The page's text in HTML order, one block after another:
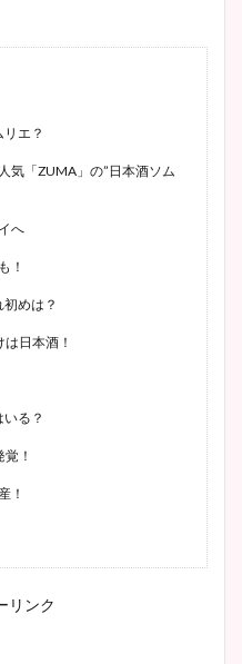
エ？
気「ZUMA」の”日本酒ソム
へ
！
めは？
日本酒！
る？
！
！
リンク